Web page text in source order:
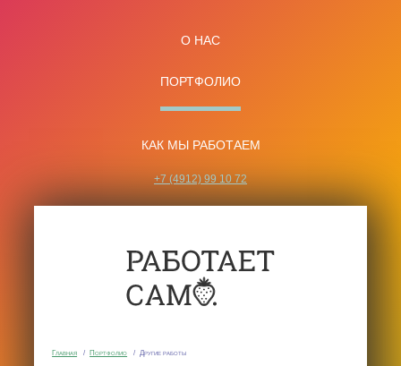
О НАС
ПОРТФОЛИО
КАК МЫ РАБОТАЕМ
+7 (4912) 99 10 72
Главная / Портфолио / Другие работы